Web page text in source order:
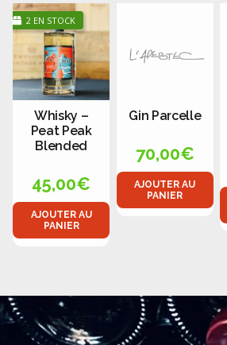
Whisky –
Peat Peak
Blended
45,00€
AJOUTER AU
PANIER
2 EN STOCK
Gin Parcelle
70,00€
AJOUTER AU
PANIER